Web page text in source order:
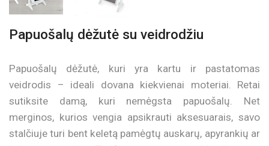
Papuošalų dėžutė su veidrodžiu
Papuošalų dėžutė, kuri yra kartu ir pastatomas
veidrodis – ideali dovana kiekvienai moteriai. Retai
sutiksite damą, kuri nemėgsta papuošalų. Net
merginos, kurios vengia apsikrauti aksesuarais, savo
stalčiuje turi bent keletą pamėgtų auskarų, apyrankių ar